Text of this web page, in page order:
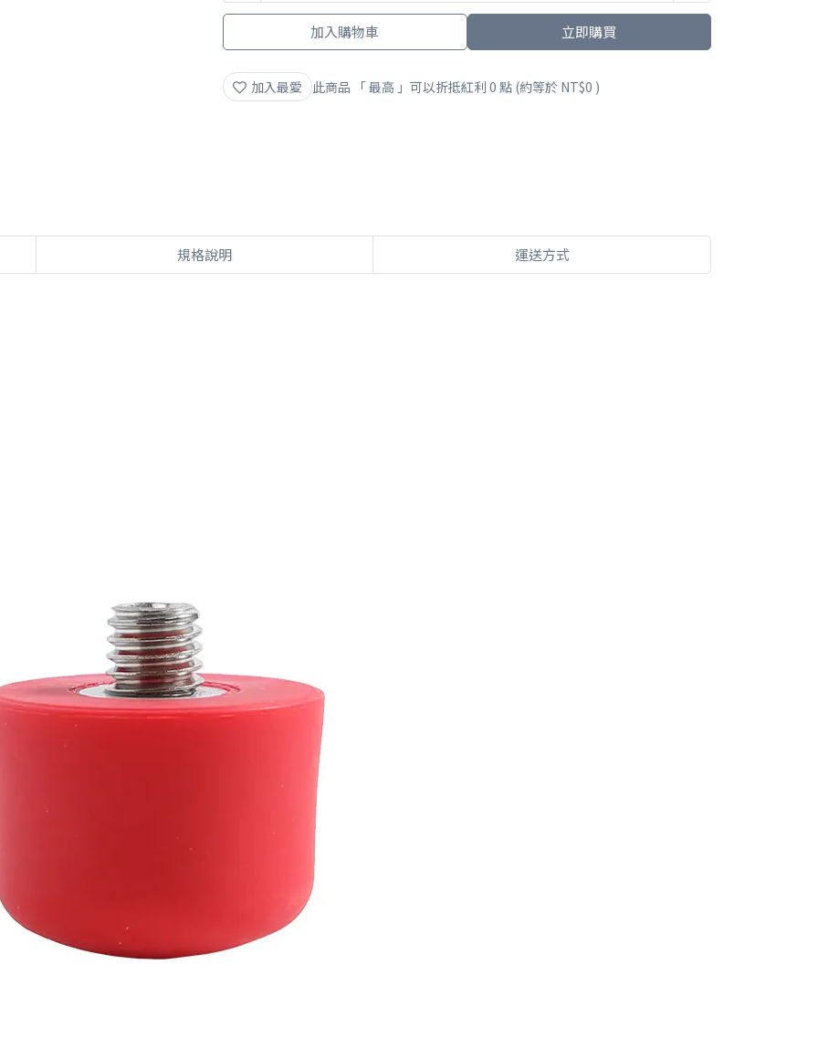
加入購物車 立即購買
加入最愛 此商品 「 最高 」可以折抵紅利 0 點 (約等於 NT$0 )
規格說明 運送方式